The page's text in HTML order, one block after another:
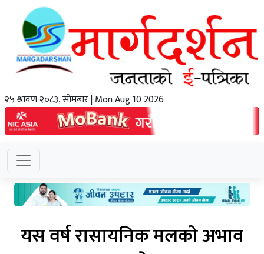
२५ श्रावण २०८३, सोमबार | Mon Aug 10 2026
यस वर्ष रासायनिक मलको अभाव